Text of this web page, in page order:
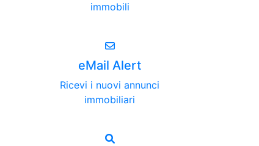
immobili
eMail Alert
Ricevi i nuovi annunci
immobiliari